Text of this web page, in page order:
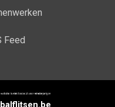
Feed